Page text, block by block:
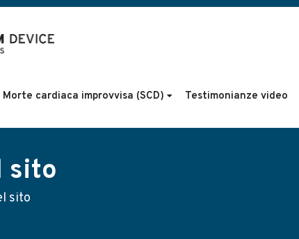
Morte cardiaca improvvisa (SCD) Testimonianze video
sito
sito